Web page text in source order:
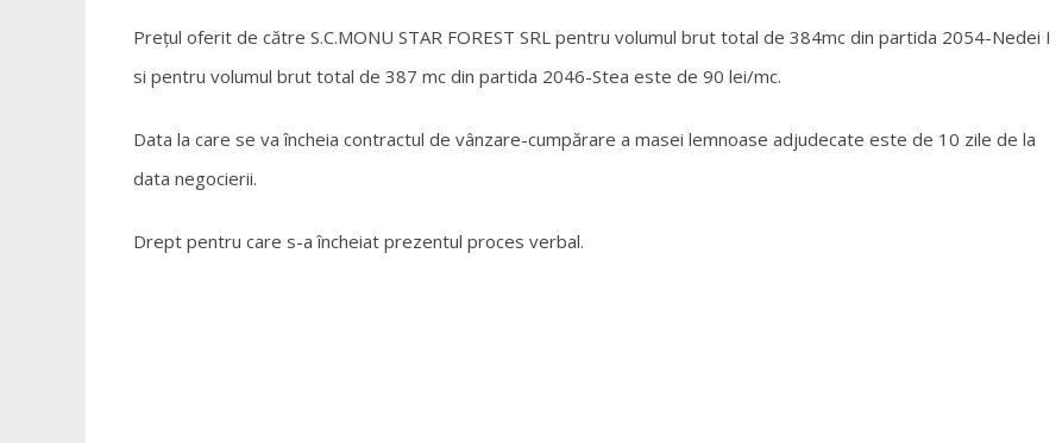
Prețul oferit de către S.C.MONU STAR FOREST SRL pentru volumul brut total de 384mc din partida 2054-Nedei I
si pentru volumul brut total de 387 mc din partida 2046-Stea este de 90 lei/mc.
Data la care se va încheia contractul de vânzare-cumpărare a masei lemnoase adjudecate este de 10 zile de la
data negocierii.
Drept pentru care s-a încheiat prezentul proces verbal.